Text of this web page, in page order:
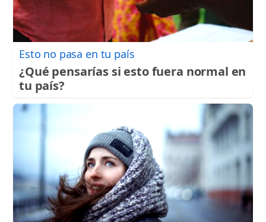
Esto no pasa en tu país
¿Qué pensarías si esto fuera normal en
tu país?